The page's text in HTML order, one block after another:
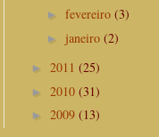
► fevereiro (3)
► janeiro (2)
► 2011 (25)
► 2010 (31)
► 2009 (13)